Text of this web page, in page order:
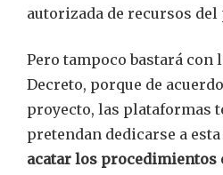
autorizada de recursos del
Pero tampoco bastará con
Decreto, porque de
proyecto, las plataformas
pretendan dedicarse a
acatar los procedimientos